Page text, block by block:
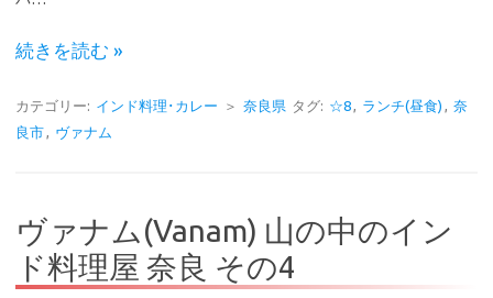
続きを読む »
カテゴリー: インド料理･カレー ＞ 奈良県 タグ: ☆8, ランチ(昼食) , 奈
良市, ヴァナム
ヴァナム(Vanam) 山の中のイン
ド料理屋 奈良 その4